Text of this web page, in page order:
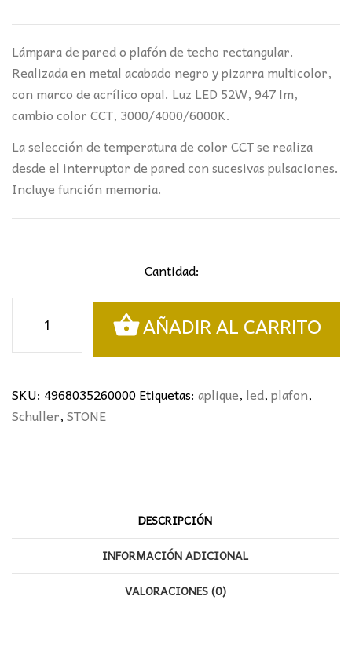
Lámpara de pared o plafón de techo rectangular.
Realizada en metal acabado negro y pizarra multicolor,
con marco de acrílico opal. Luz LED 52W, 947 lm,
cambio color CCT, 3000/4000/6000K.
La selección de temperatura de color CCT se realiza
desde el interruptor de pared con sucesivas pulsaciones.
Incluye función memoria.
Cantidad:
APLIQUE/PLAFÓN
STONE
NEGRO
↨60CM
SCHULLER
AÑADIR AL CARRITO
SKU: 4968035260000Etiquetas: aplique, led,plafon,
Schuller,STONE
DESCRIPCIÓN
INFORMACIÓN ADICIONAL
VALORACIONES (0)